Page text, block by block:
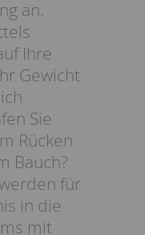
an.
Ihre
Gewicht
Sie
Rücken
Bauch?
für
in die
mit